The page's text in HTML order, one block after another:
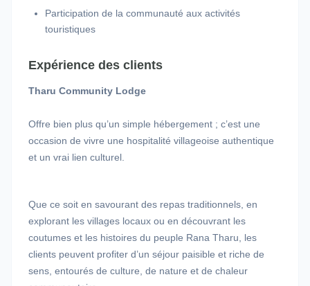
Participation de la communauté aux activités
touristiques
Expérience des clients
Tharu Community Lodge
Offre bien plus qu’un simple hébergement ; c’est une
occasion de vivre une hospitalité villageoise authentique
et un vrai lien culturel.
Que ce soit en savourant des repas traditionnels, en
explorant les villages locaux ou en découvrant les
coutumes et les histoires du peuple Rana Tharu, les
clients peuvent profiter d’un séjour paisible et riche de
sens, entourés de culture, de nature et de chaleur